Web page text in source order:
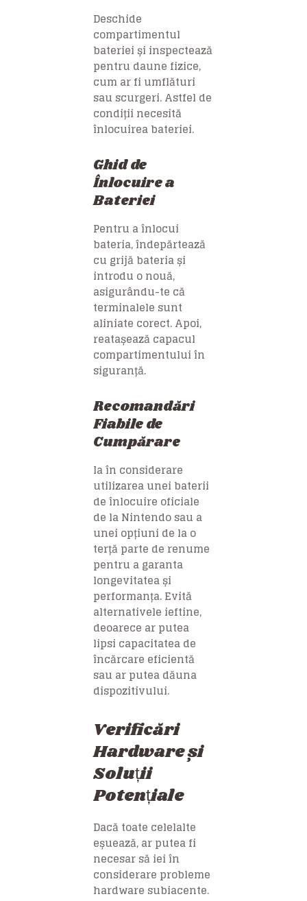
Deschide
compartimentul
bateriei și inspectează
pentru daune fizice,
cum ar fi umflături
sau scurgeri. Astfel de
condiții necesită
înlocuirea bateriei.
Ghid de
Înlocuire a
Bateriei
Pentru a înlocui
bateria, îndepărtează
cu grijă bateria și
introdu o nouă,
asigurându-te că
terminalele sunt
aliniate corect. Apoi,
reatașează capacul
compartimentului în
siguranță.
Recomandări
Fiabile de
Cumpărare
Ia în considerare
utilizarea unei baterii
de înlocuire oficiale
de la Nintendo sau a
unei opțiuni de la o
terță parte de renume
pentru a garanta
longevitatea și
performanța. Evită
alternativele ieftine,
deoarece ar putea
lipsi capacitatea de
încărcare eficientă
sau ar putea dăuna
dispozitivului.
Verificări
Hardware și
Soluții
Potențiale
Dacă toate celelalte
eșuează, ar putea fi
necesar să iei în
considerare probleme
hardware subiacente.